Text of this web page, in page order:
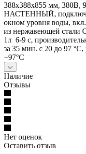
388x388x855 мм, 380В,
НАСТЕННЫЙ,
окном уровня воды,
из нержавеющей стали
1л 6-9 с,
за 35 мин. с 20 до 97 °C,
+97°C
Наличие
Отзывы
Нет оценок
Оставить отзыв